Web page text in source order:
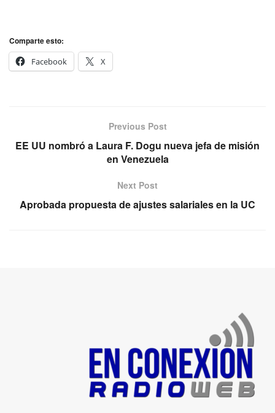
Comparte esto:
Facebook
X
Previous Post
EE UU nombró a Laura F. Dogu nueva jefa de misión
en Venezuela
Next Post
Aprobada propuesta de ajustes salariales en la UC